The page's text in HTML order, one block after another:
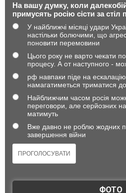
На вашу думку, коли
примусять росію сісти за стіл
У найближчі місяці удари
настільки болючими, що
поновити перемовини
Цього року не варто чекати
процесу. А от наступного -
рф навпаки піде на
намагатиметься триматися
Найближчим часом росія
переговори, але серйозних
матимуть
Вже давно не роблю жодних
завершення війни
ФОТО